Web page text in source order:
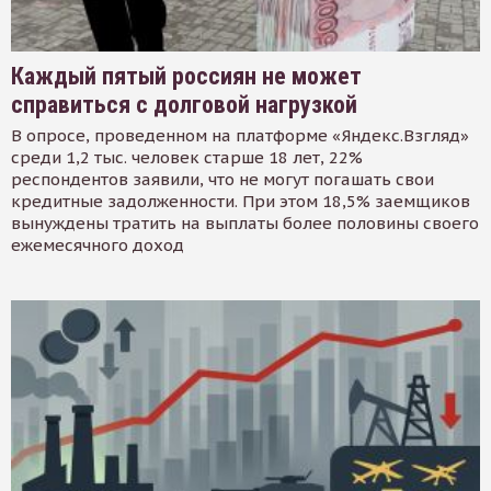
Каждый пятый россиян не может
справиться с долговой нагрузкой
В опросе, проведенном на платформе «Яндекс.Взгляд»
среди 1,2 тыс. человек старше 18 лет, 22%
респондентов заявили, что не могут погашать свои
кредитные задолженности. При этом 18,5% заемщиков
вынуждены тратить на выплаты более половины своего
ежемесячного доход